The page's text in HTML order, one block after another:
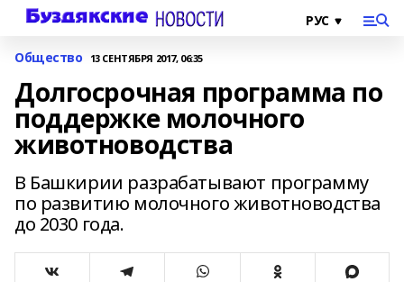
Общество 13 СЕНТЯБРЯ 2017, 06:35
Долгосрочная программа по
поддержке молочного
животноводства
В Башкирии разрабатывают программу
по развитию молочного животноводства
до 2030 года.